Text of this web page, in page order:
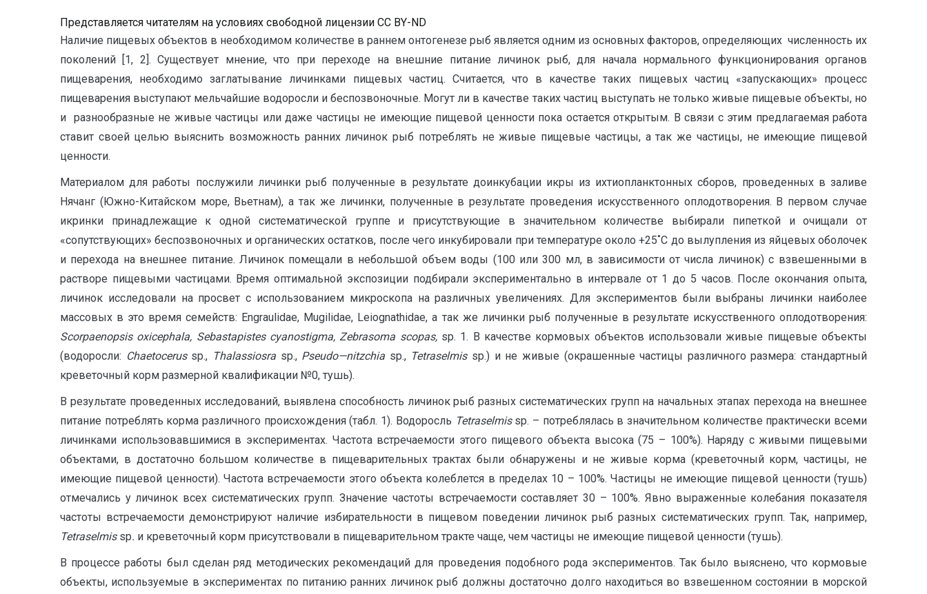
Представляется читателям на условиях свободной лицензии CC BY-ND
Наличие пищевых объектов в необходимом количестве в раннем онтогенезе рыб является одним из основных факторов, определяющих численность их
поколений [1, 2]. Существует мнение, что при переходе на внешние питание личинок рыб, для начала нормального функционирования органов
пищеварения, необходимо заглатывание личинками пищевых частиц. Считается, что в качестве таких пищевых частиц «запускающих» процесс
пищеварения выступают мельчайшие водоросли и беспозвоночные. Могут ли в качестве таких частиц выступать не только живые пищевые объекты, но
и разнообразные не живые частицы или даже частицы не имеющие пищевой ценности пока остается открытым. В связи с этим предлагаемая работа
ставит своей целью выяснить возможность ранних личинок рыб потреблять не живые пищевые частицы, а так же частицы, не имеющие пищевой
ценности.
Материалом для работы послужили личинки рыб полученные в результате доинкубации икры из ихтиопланктонных сборов, проведенных в заливе
Нячанг (Южно-Китайском море, Вьетнам), а так же личинки, полученные в результате проведения искусственного оплодотворения. В первом случае
икринки принадлежащие к одной систематической группе и присутствующие в значительном количестве выбирали пипеткой и очищали от
«сопутствующих» беспозвоночных и органических остатков, после чего инкубировали при температуре около +25˚С до вылупления из яйцевых оболочек
и перехода на внешнее питание. Личинок помещали в небольшой объем воды (100 или 300 мл, в зависимости от числа личинок) с взвешенными в
растворе пищевыми частицами. Время оптимальной экспозиции подбирали экспериментально в интервале от 1 до 5 часов. После окончания опыта,
личинок исследовали на просвет с использованием микроскопа на различных увеличениях. Для экспериментов были выбраны личинки наиболее
массовых в это время семейств: Engraulidae, Mugilidae, Leiognathidae, а так же личинки рыб полученные в результате искусственного оплодотворения:
Scorpaenopsis oxicephala, Sebastapistes cyanostigma, Zebrasoma scopas, sp. 1. В качестве кормовых объектов использовали живые пищевые объекты
(водоросли: Chaetocerussp., Thalassiosrasp., Pseudo—nitzchia sp., Tetraselmissp.) и не живые (окрашенные частицы различного размера: стандартный
креветочный корм размерной квалификации №0, тушь).
В результате проведенных исследований, выявлена способность личинок рыб разных систематических групп на начальных этапах перехода на внешнее
питание потреблять корма различного происхождения (табл. 1). Водоросль Tetrаselmissp. – потреблялась в значительном количестве практически всеми
личинками использовавшимися в экспериментах. Частота встречаемости этого пищевого объекта высока (75 – 100%). Наряду с живыми пищевыми
объектами, в достаточно большом количестве в пищеварительных трактах были обнаружены и не живые корма (креветочный корм, частицы, не
имеющие пищевой ценности). Частота встречаемости этого объекта колеблется в пределах 10 – 100%. Частицы не имеющие пищевой ценности (тушь)
отмечались у личинок всех систематических групп. Значение частоты встречаемости составляет 30 – 100%. Явно выраженные колебания показателя
частоты встречаемости демонстрируют наличие избирательности в пищевом поведении личинок рыб разных систематических групп. Так, например,
Tetrаselmissp. и креветочный корм присутствовали в пищеварительном тракте чаще, чем частицы не имеющие пищевой ценности (тушь).
В процессе работы был сделан ряд методических рекомендаций для проведения подобного рода экспериментов. Так было выяснено, что кормовые
объекты, используемые в экспериментах по питанию ранних личинок рыб должны достаточно долго находиться во взвешенном состоянии в морской